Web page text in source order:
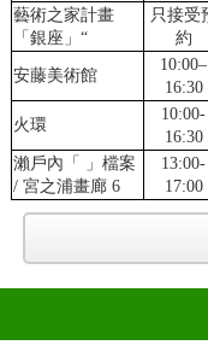
藝術之家計畫
「銀座」“
只接受
約
安藤美術館
10:00–
16:30
火環
10:00-
16:30
瀨戶內「 」檔案
/ 宮之浦畫廊 6
13:00-
17:00